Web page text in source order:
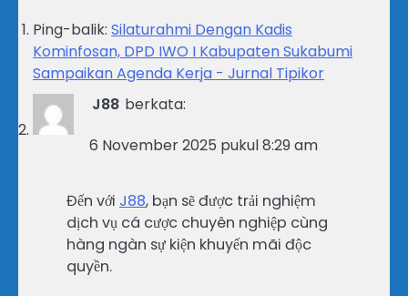
Ping-balik: Silaturahmi Dengan Kadis
Kominfosan, DPD IWO I Kabupaten Sukabumi
Sampaikan Agenda Kerja - Jurnal Tipikor
J88 berkata:
6 November 2025 pukul 8:29 am
Đến với J88, bạn sẽ được trải nghiệm
dịch vụ cá cược chuyên nghiệp cùng
hàng ngàn sự kiện khuyến mãi độc
quyền.